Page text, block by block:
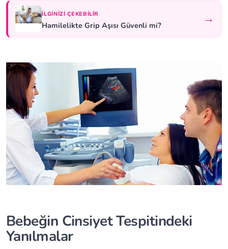
İLGINIZI ÇEKEBILIR
Hamilelikte Grip Aşısı Güvenli mi? →
Bebeğin Cinsiyet Tespitindeki
Yanılmalar